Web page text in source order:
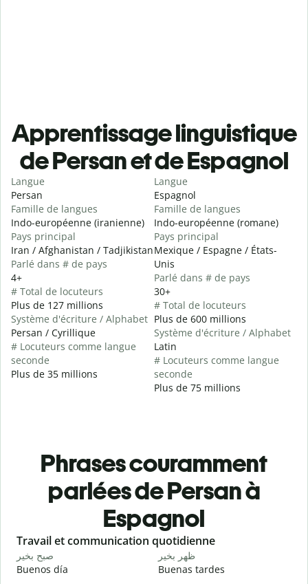
Apprentissage linguistique
de Persan et de Espagnol
Langue
Persan
Famille de langues
Indo-européenne (iranienne)
Pays principal
Iran / Afghanistan / Tadjikistan
Parlé dans # de pays
4+
# Total de locuteurs
Plus de 127 millions
Système d'écriture / Alphabet
Persan / Cyrillique
# Locuteurs comme langue
seconde
Plus de 35 millions
Langue
Espagnol
Famille de langues
Indo-européenne (romane)
Pays principal
Mexique / Espagne / États-
Unis
Parlé dans # de pays
30+
# Total de locuteurs
Plus de 600 millions
Système d'écriture / Alphabet
Latin
# Locuteurs comme langue
seconde
Plus de 75 millions
Phrases couramment
parlées de Persan à
Espagnol
Slide 1 of 6
Travail et communication quotidienne
صبح بخیر
Buenos día
ظهر بخیر
Buenas tardes